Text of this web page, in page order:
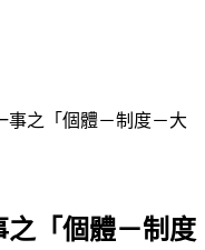
事之「個體－制度－大
之「個體－制度